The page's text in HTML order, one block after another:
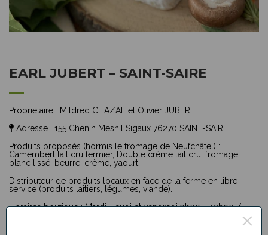
EARL JUBERT – SAINT-SAIRE
Propriétaire : Mildred CHAZAL et Olivier JUBERT
Adresse : 155 Chenin Mesnil Sigaux 76270 SAINT-SAIRE
Produits proposés (hormis le fromage de Neufchâtel) :
Camembert lait cru fermier, Double crème lait cru, fromage
blanc lissé, beurre, crème, yaourt.
Distributeur de produits locaux en face de la ferme en libre
service (produits laitiers, légumes, viande).
Horaires boutique :Mardi, Jeudi et vendredi 9h00 – 12h00 /
14h00 – 17h00 Samedi 9h00 – 12h00. Fermé le lundi, mercredi
×